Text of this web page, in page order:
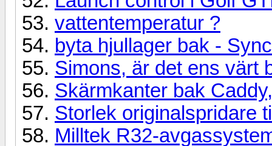
vattentemperatur ?
byta hjullager bak -
Simons, är det ens värt
Skärmkanter bak
Storlek originalspridare
Milltek R32-